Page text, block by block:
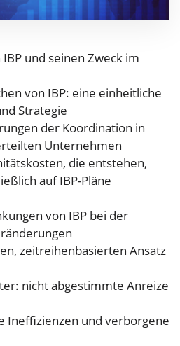
und seinen Zweck im
von IBP: eine einheitliche
Strategie
der Koordination in
Unternehmen
die entstehen,
auf IBP-Pläne
von IBP bei der
zeitreihenbasierten Ansatz
nicht abgestimmte Anreize
Ineffizienzen und verborgene